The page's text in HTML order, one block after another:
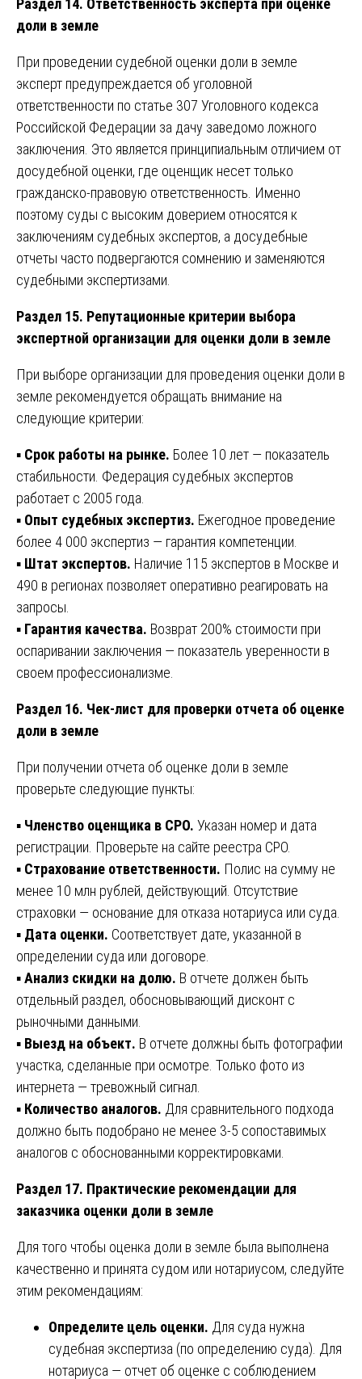
Раздел 14. Ответственность эксперта при оценке
доли в земле
При проведении судебной оценки доли в земле
эксперт предупреждается об уголовной
ответственности по статье 307 Уголовного кодекса
Российской Федерации за дачу заведомо ложного
заключения. Это является принципиальным отличием от
досудебной оценки, где оценщик несет только
гражданско-правовую ответственность. Именно
поэтому суды с высоким доверием относятся к
заключениям судебных экспертов, а досудебные
отчеты часто подвергаются сомнению и заменяются
судебными экспертизами.
Раздел 15. Репутационные критерии выбора
экспертной организации для оценки доли в земле
При выборе организации для проведения оценки доли в
земле рекомендуется обращать внимание на
следующие критерии:
▪️ Срок работы на рынке. Более 10 лет — показатель
стабильности. Федерация судебных экспертов
работает с 2005 года.
▪️ Опыт судебных экспертиз. Ежегодное проведение
более 4 000 экспертиз — гарантия компетенции.
▪️ Штат экспертов. Наличие 115 экспертов в Москве и
490 в регионах позволяет оперативно реагировать на
запросы.
▪️ Гарантия качества. Возврат 200% стоимости при
оспаривании заключения — показатель уверенности в
своем профессионализме.
Раздел 16. Чек-лист для проверки отчета об оценке
доли в земле
При получении отчета об оценке доли в земле
проверьте следующие пункты:
▪️ Членство оценщика в СРО. Указан номер и дата
регистрации. Проверьте на сайте реестра СРО.
▪️ Страхование ответственности. Полис на сумму не
менее 10 млн рублей, действующий. Отсутствие
страховки — основание для отказа нотариуса или суда.
▪️ Дата оценки. Соответствует дате, указанной в
определении суда или договоре.
▪️Анализ скидки на долю. В отчете должен быть
отдельный раздел, обосновывающий дисконт с
рыночными данными.
▪️ Выезд на объект. В отчете должны быть фотографии
участка, сделанные при осмотре. Только фото из
интернета — тревожный сигнал.
▪️ Количество аналогов. Для сравнительного подхода
должно быть подобрано не менее 3-5 сопоставимых
аналогов с обоснованными корректировками.
Раздел 17. Практические рекомендации для
заказчика оценки доли в земле
Для того чтобы оценка доли в земле была выполнена
качественно и принята судом или нотариусом, следуйте
этим рекомендациям:
Определите цель оценки. Для суда нужна
судебная экспертиза (по определению суда). Для
нотариуса — отчет об оценке с соблюдением